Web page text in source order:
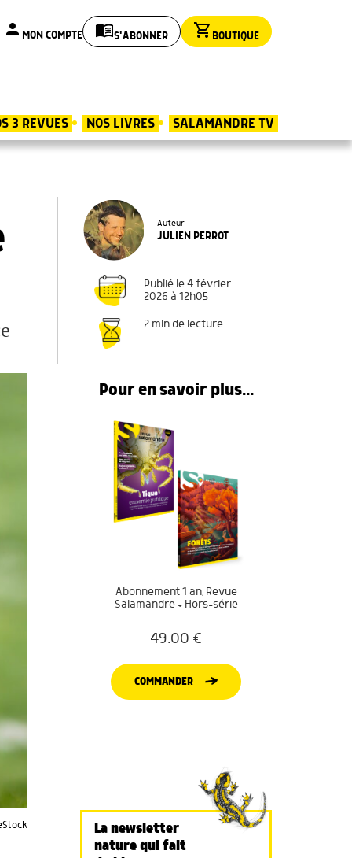
person MON COMPTE menu_bookS'ABONNER shopping_cart BOUTIQUE
3 REVUES NOS LIVRES SALAMANDRE TV
Auteur
JULIEN PERROT
Publié le 4 février
2026 à 12h05
2 min de lecture
Pour en savoir plus...
Abonnement 1 an, Revue
Salamandre + Hors-série
49.00 €
COMMANDER
La newsletter
nature qui fait